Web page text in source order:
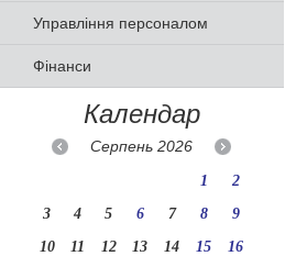
Управління персоналом
Фінанси
Календар
Серпень2026
1
2
3
4 5 6 7 8
9
10
11 12 13 14 15
16